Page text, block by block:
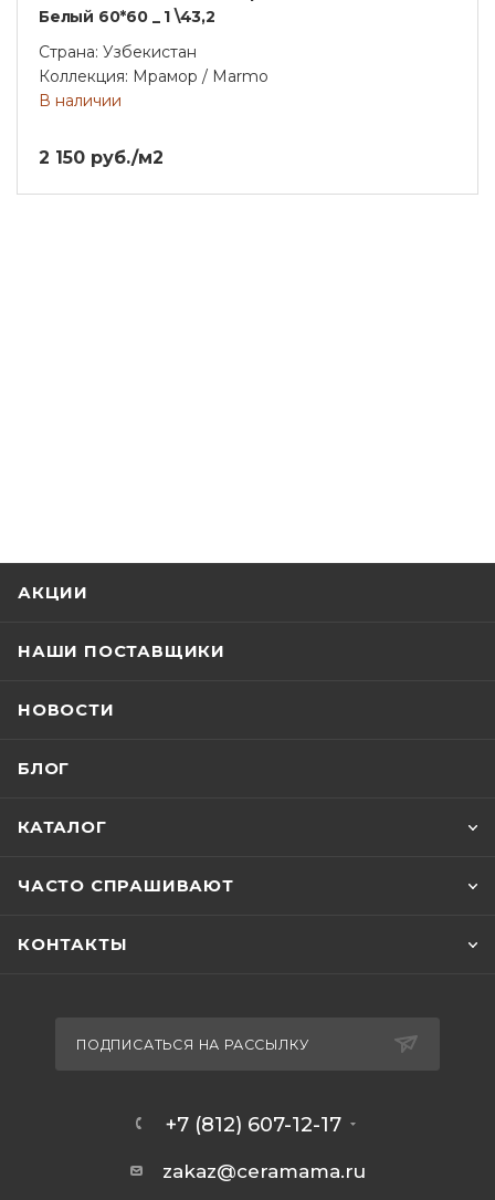
Белый 60*60 _ 1 \43,2
Страна: Узбекистан
Коллекция: Мрамор / Marmo
В наличии
2 150 руб./м2
АКЦИИ
НАШИ ПОСТАВЩИКИ
НОВОСТИ
БЛОГ
КАТАЛОГ
ЧАСТО СПРАШИВАЮТ
КОНТАКТЫ
ПОДПИСАТЬСЯ НА РАССЫЛКУ
+7 (812) 607-12-17
zakaz@ceramama.ru